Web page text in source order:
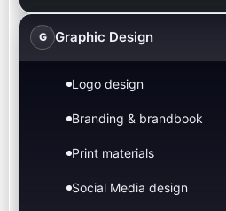
G Graphic Design
Logo design
Branding & brandbook
Print materials
Social Media design